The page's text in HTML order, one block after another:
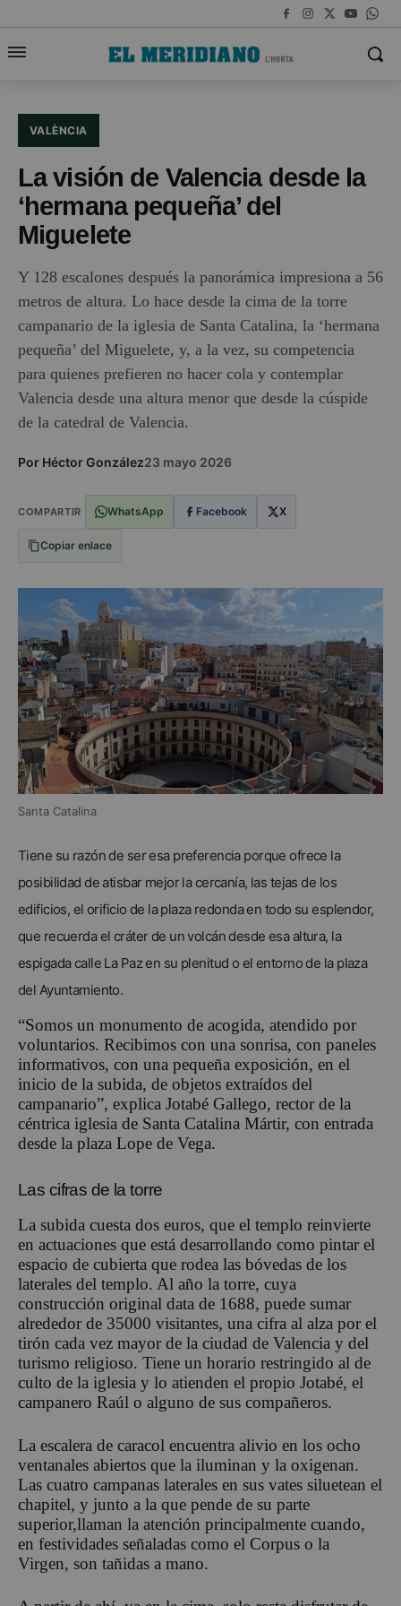
VALÈNCIA
La visión de Valencia desde la
‘hermana pequeña’ del
Miguelete
Y 128 escalones después la panorámica impresiona a 56
metros de altura. Lo hace desde la cima de la torre
campanario de la iglesia de Santa Catalina, la ‘hermana
pequeña’ del Miguelete, y, a la vez, su competencia
para quienes prefieren no hacer cola y contemplar
Valencia desde una altura menor que desde la cúspide
de la catedral de Valencia.
Por Héctor González23 mayo 2026
COMPARTIR WhatsApp Facebook X
Copiar enlace
Santa Catalina
Tiene su razón de ser esa preferencia porque ofrece la
posibilidad de atisbar mejor la cercanía, las tejas de los
edificios, el orificio de la plaza redonda en todo su esplendor,
que recuerda el cráter de un volcán desde esa altura, la
espigada calle La Paz en su plenitud o el entorno de la plaza
del Ayuntamiento.
“Somos un monumento de acogida, atendido por
voluntarios. Recibimos con una sonrisa, con paneles
informativos, con una pequeña exposición, en el
inicio de la subida, de objetos extraídos del
campanario”, explica Jotabé Gallego, rector de la
céntrica iglesia de Santa Catalina Mártir, con entrada
desde la plaza Lope de Vega.
Las cifras de la torre
La subida cuesta dos euros, que el templo reinvierte
en actuaciones que está desarrollando como pintar el
espacio de cubierta que rodea las bóvedas de los
laterales del templo. Al año la torre, cuya
construcción original data de 1688, puede sumar
alrededor de 35000 visitantes, una cifra al alza por el
tirón cada vez mayor de la ciudad de Valencia y del
turismo religioso. Tiene un horario restringido al de
culto de la iglesia y lo atienden el propio Jotabé, el
campanero Raúl o alguno de sus compañeros.
La escalera de caracol encuentra alivio en los ocho
ventanales abiertos que la iluminan y la oxigenan.
Las cuatro campanas laterales en sus vates siluetean el
chapitel, y junto a la que pende de su parte
superior,llaman la atención principalmente cuando,
en festividades señaladas como el Corpus o la
Virgen, son tañidas a mano.